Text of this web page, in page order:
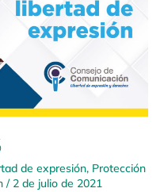
de expresión, Protección
/ 2 de julio de 2021